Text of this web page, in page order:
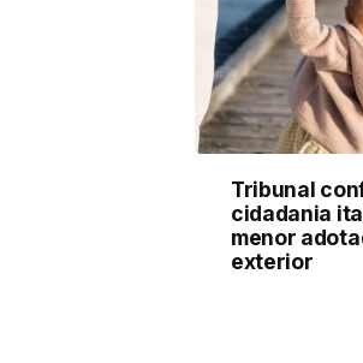
Tribunal
cidadania
menor
exterior